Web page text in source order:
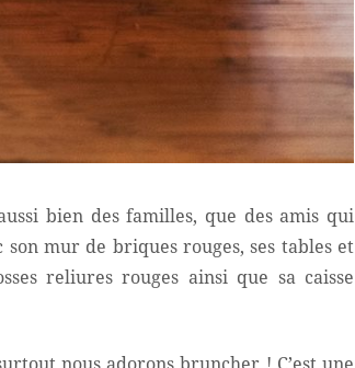
bien des familles, que des amis qui
mur de briques rouges, ses tables et
reliures rouges ainsi que sa caisse